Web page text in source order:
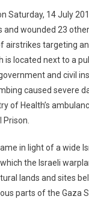
Saturday, 14 July
and wounded 23
airstrikes targeting
is located next to a
and civil
caused severe
of Health’s
Prison.
in light of a wide
the Israeli
lands and sites
parts of the Gaza